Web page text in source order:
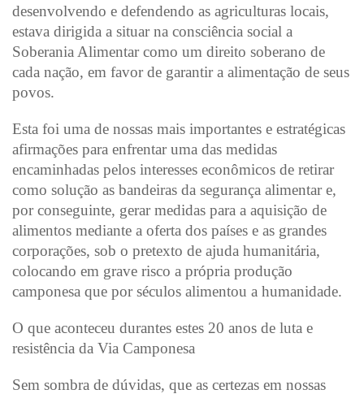
desenvolvendo e defendendo as agriculturas locais,
estava dirigida a situar na consciência social a
Soberania Alimentar como um direito soberano de
cada nação, em favor de garantir a alimentação de seus
povos.
Esta foi uma de nossas mais importantes e estratégicas
afirmações para enfrentar uma das medidas
encaminhadas pelos interesses econômicos de retirar
como solução as bandeiras da segurança alimentar e,
por conseguinte, gerar medidas para a aquisição de
alimentos mediante a oferta dos países e as grandes
corporações, sob o pretexto de ajuda humanitária,
colocando em grave risco a própria produção
camponesa que por séculos alimentou a humanidade.
O que aconteceu durantes estes 20 anos de luta e
resistência da Via Camponesa
Sem sombra de dúvidas, que as certezas em nossas